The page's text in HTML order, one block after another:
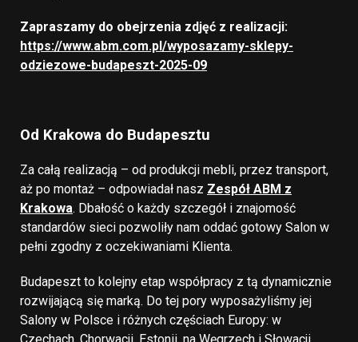
Zapraszamy do obejrzenia zdjęć z realizacji:
https://www.abm.com.pl/wyposazamy-sklepy-
odziezowe-budapeszt-2025-09
Od Krakowa do Budapesztu
Za całą realizacją – od produkcji mebli, przez transport,
aż po montaż – odpowiadał nasz Zespół ABM z
Krakowa. Dbałość o każdy szczegół i znajomość
standardów sieci pozwoliły nam oddać gotowy Salon w
pełni zgodny z oczekiwaniami Klienta.
Budapeszt to kolejny etap współpracy z tą dynamicznie
rozwijającą się marką. Do tej pory wyposażyliśmy jej
Salony w Polsce i różnych częściach Europy: w